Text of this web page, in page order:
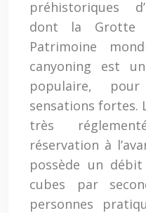
préhistoriques
dont la Grotte
Patrimoine
canyoning est
populaire,
sensations fortes.
très
réservation à
possède un
cubes par
personnes